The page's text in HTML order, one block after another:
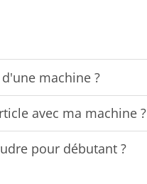
machine ?
avec ma machine ?
pour débutant ?